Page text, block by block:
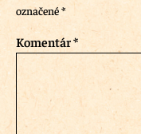
označené*
Komentár*